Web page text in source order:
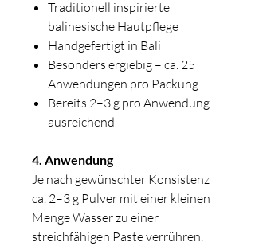
Traditionell inspirierte
balinesische Hautpflege
Handgefertigt in Bali
Besonders ergiebig – ca. 25
Anwendungen pro Packung
Bereits 2–3 g pro Anwendung
ausreichend
4. Anwendung
Je nach gewünschter Konsistenz
ca. 2–3 g Pulver mit einer kleinen
Menge Wasser zu einer
streichfähigen Paste verrühren.